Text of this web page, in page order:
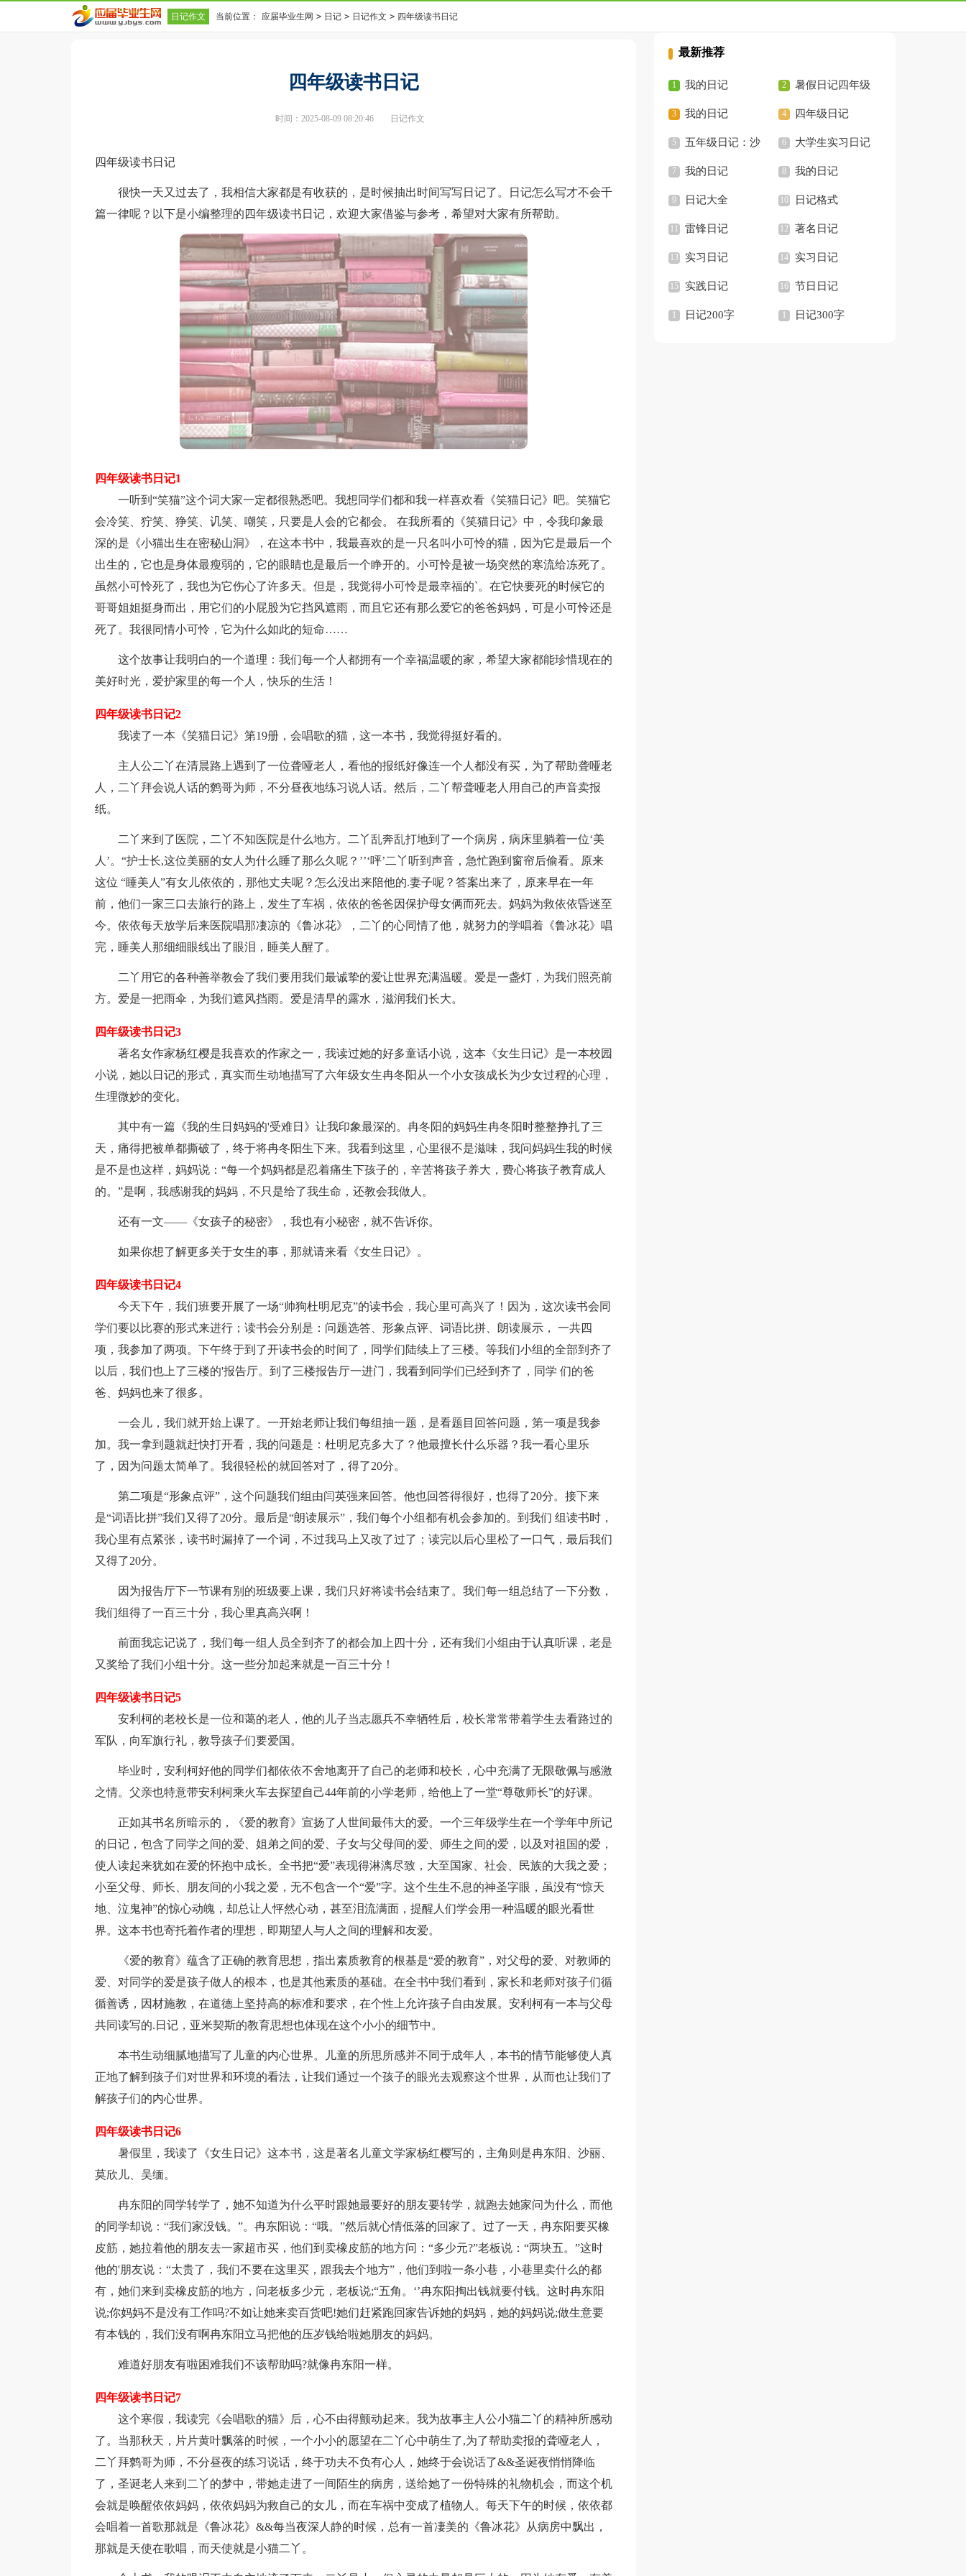
日记作文 当前位置： 应届毕业生网 > 日记 > 日记作文 > 四年级读书日记
四年级读书日记
时间：2025-08-09 08:20:46 日记作文
四年级读书日记
很快一天又过去了，我相信大家都是有收获的，是时候抽出时间写写日记了。日记怎么写才不会千
篇一律呢？以下是小编整理的四年级读书日记，欢迎大家借鉴与参考，希望对大家有所帮助。
四年级读书日记1
一听到“笑猫”这个词大家一定都很熟悉吧。我想同学们都和我一样喜欢看《笑猫日记》吧。笑猫它
会冷笑、狞笑、狰笑、讥笑、嘲笑，只要是人会的它都会。 在我所看的《笑猫日记》中，令我印象最
深的是《小猫出生在密秘山洞》，在这本书中，我最喜欢的是一只名叫小可怜的猫，因为它是最后一个
出生的，它也是身体最瘦弱的，它的眼睛也是最后一个睁开的。小可怜是被一场突然的寒流给冻死了。
虽然小可怜死了，我也为它伤心了许多天。但是，我觉得小可怜是最幸福的`。在它快要死的时候它的
哥哥姐姐挺身而出，用它们的小屁股为它挡风遮雨，而且它还有那么爱它的爸爸妈妈，可是小可怜还是
死了。我很同情小可怜，它为什么如此的短命……
这个故事让我明白的一个道理：我们每一个人都拥有一个幸福温暖的家，希望大家都能珍惜现在的
美好时光，爱护家里的每一个人，快乐的生活！
四年级读书日记2
我读了一本《笑猫日记》第19册，会唱歌的猫，这一本书，我觉得挺好看的。
主人公二丫在清晨路上遇到了一位聋哑老人，看他的报纸好像连一个人都没有买，为了帮助聋哑老
人，二丫拜会说人话的鹩哥为师，不分昼夜地练习说人话。然后，二丫帮聋哑老人用自己的声音卖报
纸。
二丫来到了医院，二丫不知医院是什么地方。二丫乱奔乱打地到了一个病房，病床里躺着一位‘美
人’。“护士长,这位美丽的女人为什么睡了那么久呢？’’‘呯’二丫听到声音，急忙跑到窗帘后偷看。原来
这位 “睡美人”有女儿依依的，那他丈夫呢？怎么没出来陪他的.妻子呢？答案出来了，原来早在一年
前，他们一家三口去旅行的路上，发生了车祸，依依的爸爸因保护母女俩而死去。妈妈为救依依昏迷至
今。依依每天放学后来医院唱那凄凉的《鲁冰花》，二丫的心同情了他，就努力的学唱着《鲁冰花》唱
完，睡美人那细细眼线出了眼泪，睡美人醒了。
二丫用它的各种善举教会了我们要用我们最诚挚的爱让世界充满温暖。爱是一盏灯，为我们照亮前
方。爱是一把雨伞，为我们遮风挡雨。爱是清早的露水，滋润我们长大。
四年级读书日记3
著名女作家杨红樱是我喜欢的作家之一，我读过她的好多童话小说，这本《女生日记》是一本校园
小说，她以日记的形式，真实而生动地描写了六年级女生冉冬阳从一个小女孩成长为少女过程的心理，
生理微妙的变化。
其中有一篇《我的生日妈妈的'受难日》让我印象最深的。冉冬阳的妈妈生冉冬阳时整整挣扎了三
天，痛得把被单都撕破了，终于将冉冬阳生下来。我看到这里，心里很不是滋味，我问妈妈生我的时候
是不是也这样，妈妈说：“每一个妈妈都是忍着痛生下孩子的，辛苦将孩子养大，费心将孩子教育成人
的。”是啊，我感谢我的妈妈，不只是给了我生命，还教会我做人。
还有一文——《女孩子的秘密》，我也有小秘密，就不告诉你。
如果你想了解更多关于女生的事，那就请来看《女生日记》。
四年级读书日记4
今天下午，我们班要开展了一场“帅狗杜明尼克”的读书会，我心里可高兴了！因为，这次读书会同
学们要以比赛的形式来进行；读书会分别是：问题选答、形象点评、词语比拼、朗读展示， 一共四
项，我参加了两项。下午终于到了开读书会的时间了，同学们陆续上了三楼。等我们小组的全部到齐了
以后，我们也上了三楼的'报告厅。到了三楼报告厅一进门，我看到同学们已经到齐了，同学 们的爸
爸、妈妈也来了很多。
一会儿，我们就开始上课了。一开始老师让我们每组抽一题，是看题目回答问题，第一项是我参
加。我一拿到题就赶快打开看，我的问题是：杜明尼克多大了？他最擅长什么乐器？我一看心里乐
了，因为问题太简单了。我很轻松的就回答对了，得了20分。
第二项是“形象点评”，这个问题我们组由闫英强来回答。他也回答得很好，也得了20分。接下来
是“词语比拼”我们又得了20分。最后是“朗读展示”，我们每个小组都有机会参加的。到我们 组读书时，
我心里有点紧张，读书时漏掉了一个词，不过我马上又改了过了；读完以后心里松了一口气，最后我们
又得了20分。
因为报告厅下一节课有别的班级要上课，我们只好将读书会结束了。我们每一组总结了一下分数，
我们组得了一百三十分，我心里真高兴啊！
前面我忘记说了，我们每一组人员全到齐了的都会加上四十分，还有我们小组由于认真听课，老是
又奖给了我们小组十分。这一些分加起来就是一百三十分！
四年级读书日记5
安利柯的老校长是一位和蔼的老人，他的儿子当志愿兵不幸牺牲后，校长常常带着学生去看路过的
军队，向军旗行礼，教导孩子们要爱国。
毕业时，安利柯好他的同学们都依依不舍地离开了自己的老师和校长，心中充满了无限敬佩与感激
之情。父亲也特意带安利柯乘火车去探望自己44年前的小学老师，给他上了一堂“尊敬师长”的好课。
正如其书名所暗示的，《爱的教育》宣扬了人世间最伟大的爱。一个三年级学生在一个学年中所记
的日记，包含了同学之间的爱、姐弟之间的爱、子女与父母间的爱、师生之间的爱，以及对祖国的爱，
使人读起来犹如在爱的怀抱中成长。全书把“爱”表现得淋漓尽致，大至国家、社会、民族的大我之爱；
小至父母、师长、朋友间的小我之爱，无不包含一个“爱”字。这个生生不息的神圣字眼，虽没有“惊天
地、泣鬼神”的惊心动魄，却总让人怦然心动，甚至泪流满面，提醒人们学会用一种温暖的眼光看世
界。这本书也寄托着作者的理想，即期望人与人之间的理解和友爱。
《爱的教育》蕴含了正确的教育思想，指出素质教育的根基是“爱的教育”，对父母的爱、对教师的
爱、对同学的爱是孩子做人的根本，也是其他素质的基础。在全书中我们看到，家长和老师对孩子们循
循善诱，因材施教，在道德上坚持高的标准和要求，在个性上允许孩子自由发展。安利柯有一本与父母
共同读写的.日记，亚米契斯的教育思想也体现在这个小小的细节中。
本书生动细腻地描写了儿童的内心世界。儿童的所思所感并不同于成年人，本书的情节能够使人真
正地了解到孩子们对世界和环境的看法，让我们通过一个孩子的眼光去观察这个世界，从而也让我们了
解孩子们的内心世界。
四年级读书日记6
暑假里，我读了《女生日记》这本书，这是著名儿童文学家杨红樱写的，主角则是冉东阳、沙丽、
莫欣儿、吴缅。
冉东阳的同学转学了，她不知道为什么平时跟她最要好的朋友要转学，就跑去她家问为什么，而他
的同学却说：“我们家没钱。”。冉东阳说：“哦。”然后就心情低落的回家了。过了一天，冉东阳要买橡
皮筋，她拉着他的朋友去一家超市买，他们到卖橡皮筋的地方问：“多少元?”老板说：“两块五。”这时
他的'朋友说：“太贵了，我们不要在这里买，跟我去个地方”，他们到啦一条小巷，小巷里卖什么的都
有，她们来到卖橡皮筋的地方，问老板多少元，老板说;“五角。‘’冉东阳掏出钱就要付钱。这时冉东阳
说;你妈妈不是没有工作吗?不如让她来卖百货吧!她们赶紧跑回家告诉她的妈妈，她的妈妈说;做生意要
有本钱的，我们没有啊冉东阳立马把他的压岁钱给啦她朋友的妈妈。
难道好朋友有啦困难我们不该帮助吗?就像冉东阳一样。
四年级读书日记7
这个寒假，我读完《会唱歌的猫》后，心不由得颤动起来。我为故事主人公小猫二丫的精神所感动
了。当那秋天，片片黄叶飘落的时候，一个小小的愿望在二丫心中萌生了,为了帮助卖报的聋哑老人，
二丫拜鹩哥为师，不分昼夜的练习说话，终于功夫不负有心人，她终于会说话了&&圣诞夜悄悄降临
了，圣诞老人来到二丫的梦中，带她走进了一间陌生的病房，送给她了一份特殊的礼物机会，而这个机
会就是唤醒依依妈妈，依依妈妈为救自己的女儿，而在车祸中变成了植物人。每天下午的时候，依依都
会唱着一首歌那就是《鲁冰花》&&每当夜深人静的时候，总有一首凄美的《鲁冰花》从病房中飘出，
那就是天使在歌唱，而天使就是小猫二丫。
最新推荐
我的日记 暑假日记四年级
我的日记 四年级日记
五年级日记：沙 大学生实习日记
我的日记 我的日记
日记大全 日记格式
雷锋日记 著名日记
实习日记 实习日记
实践日记 节日日记
日记200字 日记300字